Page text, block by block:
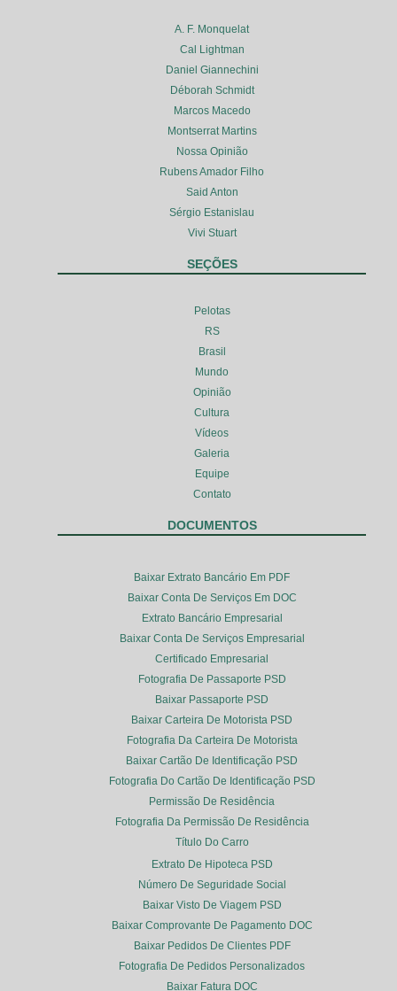
A. F. Monquelat
Cal Lightman
Daniel Giannechini
Déborah Schmidt
Marcos Macedo
Montserrat Martins
Nossa Opinião
Rubens Amador Filho
Said Anton
Sérgio Estanislau
Vivi Stuart
SEÇÕES
Pelotas
RS
Brasil
Mundo
Opinião
Cultura
Vídeos
Galeria
Equipe
Contato
DOCUMENTOS
Baixar Extrato Bancário Em PDF
Baixar Conta De Serviços Em DOC
Extrato Bancário Empresarial
Baixar Conta De Serviços Empresarial
Certificado Empresarial
Fotografia De Passaporte PSD
Baixar Passaporte PSD
Baixar Carteira De Motorista PSD
Fotografia Da Carteira De Motorista
Baixar Cartão De Identificação PSD
Fotografia Do Cartão De Identificação PSD
Permissão De Residência
Fotografia Da Permissão De Residência
Título Do Carro
Extrato De Hipoteca PSD
Número De Seguridade Social
Baixar Visto De Viagem PSD
Baixar Comprovante De Pagamento DOC
Baixar Pedidos De Clientes PDF
Fotografia De Pedidos Personalizados
Baixar Fatura DOC